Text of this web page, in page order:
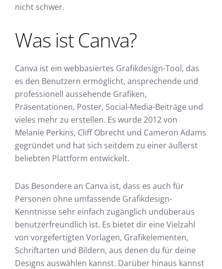
nicht schwer.
Was ist Canva?
Canva ist ein webbasiertes Grafikdesign-Tool, das
es den Benutzern ermöglicht, ansprechende und
professionell aussehende Grafiken,
Präsentationen, Poster, Social-Media-Beiträge und
vieles mehr zu erstellen. Es wurde 2012 von
Melanie Perkins, Cliff Obrecht und Cameron Adams
gegründet und hat sich seitdem zu einer äußerst
beliebten Plattform entwickelt.
Das Besondere an Canva ist, dass es auch für
Personen ohne umfassende Grafikdesign-
Kenntnisse sehr einfach zugänglich undüberaus
benutzerfreundlich ist. Es bietet dir eine Vielzahl
von vorgefertigten Vorlagen, Grafikelementen,
Schriftarten und Bildern, aus denen du für deine
Designs auswählen kannst. Darüber hinaus kannst